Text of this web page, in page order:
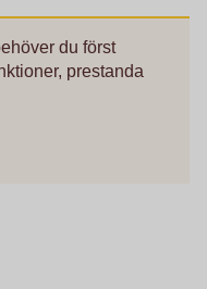
du först
prestanda